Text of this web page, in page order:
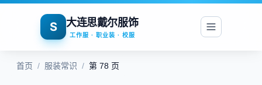
S 大连思戴尔服饰
工作服 · 职业装 · 校服
首页 / 服装常识 / 第 78 页